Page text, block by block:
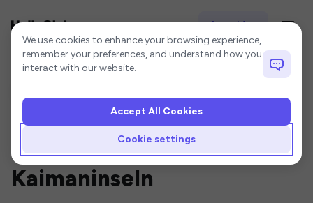
Anmelden
Startseite Kaimaninseln eSIM 20GB eSIM
20GB eSIM für
Kaimaninseln
Cookie settings
We use cookies to enhance your browsing experience,
remember your preferences, and understand how you
interact with our website.
Cookie settings
Accept All Cookies